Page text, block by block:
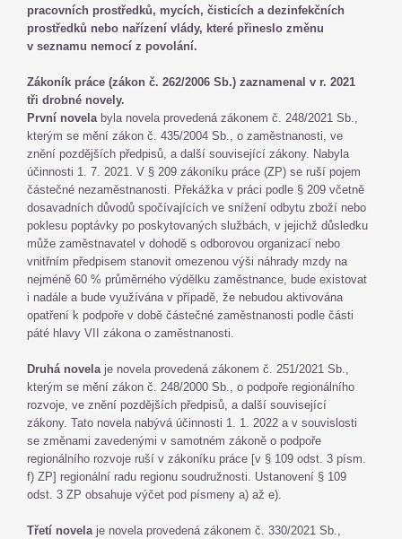
pracovních prostředků, mycích, čisticích a dezinfekčních
prostředků nebo nařízení vlády, které přineslo změnu
v seznamu nemocí z povolání.
Zákoník práce (zákon č. 262/2006 Sb.) zaznamenal v r. 2021
tři drobné novely.
První novelabyla novela provedená zákonem č. 248/2021 Sb.,
kterým se mění zákon č. 435/2004 Sb., o zaměstnanosti, ve
znění pozdějších předpisů, a další související zákony. Nabyla
účinnosti 1. 7. 2021. V § 209 zákoníku práce (ZP) se ruší pojem
částečné nezaměstnanosti. Překážka v práci podle § 209 včetně
dosavadních důvodů spočívajících ve snížení odbytu zboží nebo
poklesu poptávky po poskytovaných službách, v jejichž důsledku
může zaměstnavatel v dohodě s odborovou organizací nebo
vnitřním předpisem stanovit omezenou výši náhrady mzdy na
nejméně 60 % průměrného výdělku zaměstnance, bude existovat
i nadále a bude využívána v případě, že nebudou aktivována
opatření k podpoře v době částečné zaměstnanosti podle části
páté hlavy VII zákona o zaměstnanosti.
Druhá novelaje novela provedená zákonem č. 251/2021 Sb.,
kterým se mění zákon č. 248/2000 Sb., o podpoře regionálního
rozvoje, ve znění pozdějších předpisů, a další související
zákony. Tato novela nabývá účinnosti 1. 1. 2022 a v souvislosti
se změnami zavedenými v samotném zákoně o podpoře
regionálního rozvoje ruší v zákoníku práce [v § 109 odst. 3 písm.
f) ZP] regionální radu regionu soudružnosti. Ustanovení § 109
odst. 3 ZP obsahuje výčet pod písmeny a) až e).
Třetí novelaje novela provedená zákonem č. 330/2021 Sb.,